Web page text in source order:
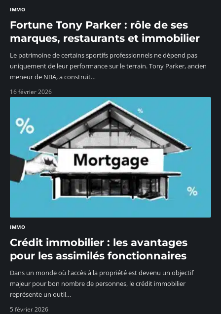
IMMO
Fortune Tony Parker : rôle de ses
marques, restaurants et immobilier
Le patrimoine de certains sportifs professionnels ne dépend pas
uniquement de leur performance sur le terrain. Tony Parker, ancien
meneur de NBA, a construit…
16 février 2026
IMMO
Crédit immobilier : les avantages
pour les assimilés fonctionnaires
Dans un monde où l'accès à la propriété est devenu un objectif
majeur pour bon nombre de personnes, le crédit immobilier
représente un outil…
5 février 2026